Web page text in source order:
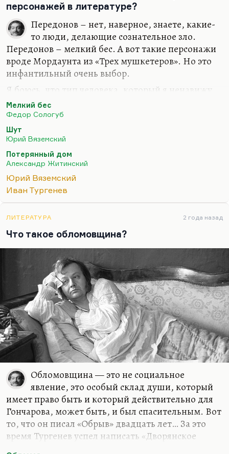
персонажей в литературе?
Передонов – нет, наверное, знаете, какие-
то люди, делающие сознательное зло.
Передонов – мелкий бес. А вот такие персонажи
вроде Мордаунта из «Трех мушкетеров». Но это
инфантильный очень выбор.
Я боюсь, что тип человека, который я ненавижу
(тот, кто высмеивает чужие слабости, злораден,
ненавидит чужую слабость, не способен к
умилению, а только к нанесению ударов по
самому больному месту).
Я думаю, что у Юрия Вяземского в «Шуте» этот
тип обозначен. Я с ужасом узнал от Юрия
Павловича, что это автопортрет. Потому что
Вяземский не такой. Но вообще говоря, шут – это
Андрея Эшпая – это семейная картина,
гениальный фильм абсолютно, мало кому…
Мелкий бес
Федор Сологуб
Шут
Юрий Вяземский
Потерянный дом
Александр Житинский
Юрий Вяземский
Иван Тургенев
ЛИТЕРАТУРА 2 года назад
Что такое обломовщина?
Обломовщина — это не социальное
явление, это особый склад души, который
имеет право быть и который действительно для
Гончарова, может быть, и был спасительным. Вот
то, что он писал «Обрыв» двадцать лет… За это
время Тургенев успел написать «Дворянское